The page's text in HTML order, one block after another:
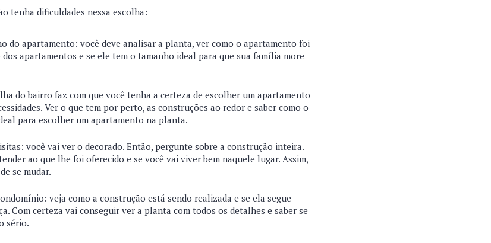
tenha dificuldades nessa escolha:
do apartamento: você deve analisar a planta, ver como o apartamento foi
dos apartamentos e se ele tem o tamanho ideal para que sua família more
do bairro faz com que você tenha a certeza de escolher um apartamento
Ver o que tem por perto, as construções ao redor e saber como o
para escolher um apartamento na planta.
você vai ver o decorado. Então, pergunte sobre a construção inteira.
ao que lhe foi oferecido e se você vai viver bem naquele lugar. Assim,
se mudar.
veja como a construção está sendo realizada e se ela segue
Com certeza vai conseguir ver a planta com todos os detalhes e saber se
sério.